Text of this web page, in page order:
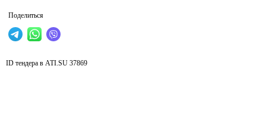
Поделиться
ID тендера в ATI.SU 37869